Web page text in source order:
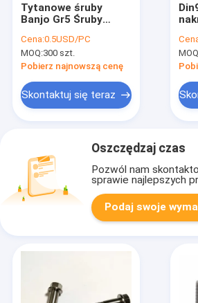
Tytanowe śruby
Banjo Gr5 Śruby
stopu tytanu do
motocykla
Cena:0.5USD/PC
MOQ:300 szt.
Pobierz najnowszą cenę
Skontaktuj się teraz
Oszczędzaj czas
Pozwól nam
sprawie najlepszych
Podaj swoje